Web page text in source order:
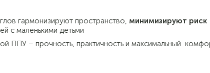
гармонизируют пространство, минимизируют риск
с маленькими детьми
ППУ – прочность, практичность и максимальный